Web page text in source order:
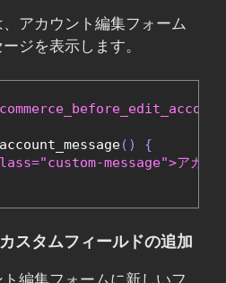
アカウント編集フォーム
ジを表示します。
()
{
message">アカウン
スタムフィールドの追加
編集フォームに新しいフ